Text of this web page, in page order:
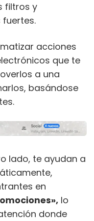
filtros y
acciones
que te
a una
basándose
lado, te ayudan a
en
lo
donde